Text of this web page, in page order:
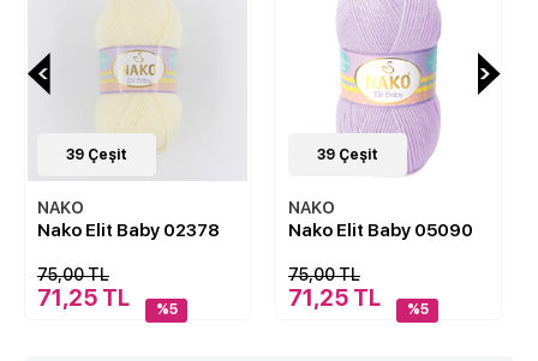
39 Çeşit
NAKO
Nako Elit Baby 02378
75,00 TL
71,25 TL %5
39 Çeşit
NAKO
Nako Elit Baby 05090
75,00 TL
71,25 TL %5